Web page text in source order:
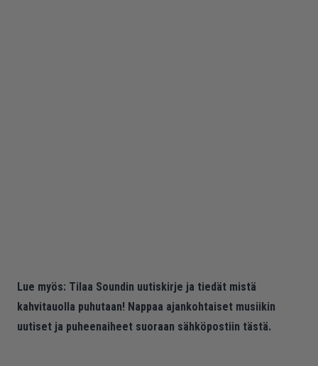
Lue myös: Tilaa Soundin uutiskirje ja tiedät mistä
kahvitauolla puhutaan! Nappaa ajankohtaiset musiikin
uutiset ja puheenaiheet suoraan sähköpostiin tästä.